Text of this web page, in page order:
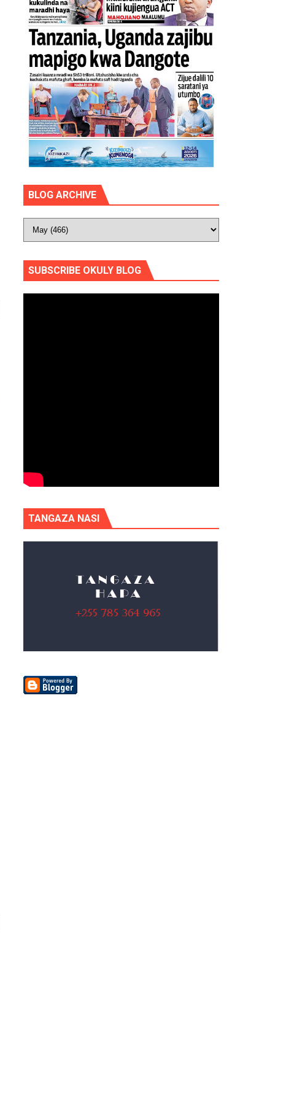
BLOG ARCHIVE
SUBSCRIBE OKULY BLOG
TANGAZA NASI